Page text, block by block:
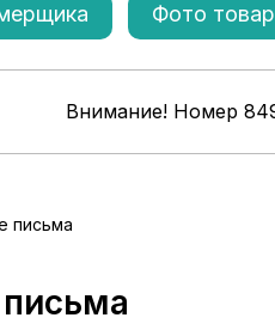
Фото
Внимание! Номер
письма